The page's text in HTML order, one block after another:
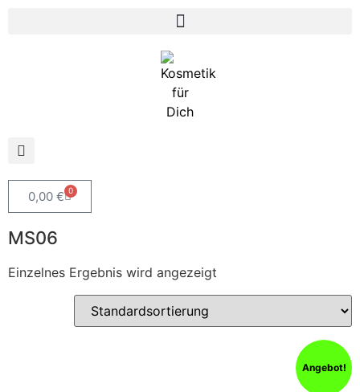
0,00 € 0
MS06
Einzelnes Ergebnis wird angezeigt
Angebot!